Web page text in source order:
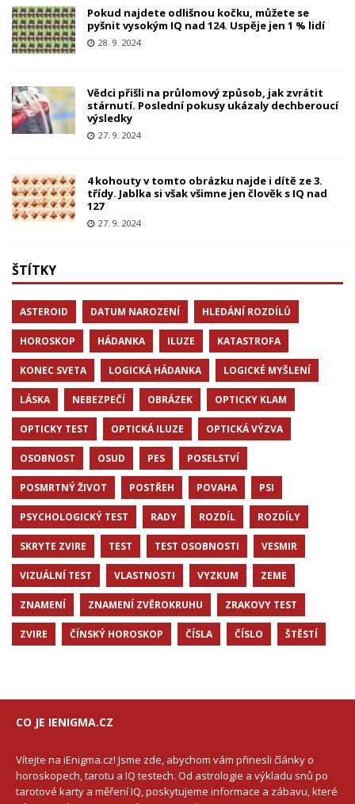
Pokud najdete odlišnou kočku, můžete se
pyšnit vysokým IQ nad 124. Uspěje jen 1 % lidí
28. 9. 2024
Vědci přišli na průlomový způsob, jak zvrátit
stárnutí. Poslední pokusy ukázaly dechberoucí
výsledky
27. 9. 2024
4 kohouty v tomto obrázku najde i dítě ze 3.
třídy. Jablka si však všimne jen člověk s IQ nad
127
27. 9. 2024
ŠTÍTKY
ASTEROID DATUM NAROZENÍ HLEDÁNÍ ROZDÍLŮ
HOROSKOP HÁDANKA ILUZE KATASTROFA
KONEC SVETA LOGICKÁ HÁDANKA LOGICKÉ MYŠLENÍ
LÁSKA NEBEZPEČÍ OBRÁZEK OPTICKY KLAM
OPTICKY TEST OPTICKÁ ILUZE OPTICKÁ VÝZVA
OSOBNOST OSUD PES POSELSTVÍ
POSMRTNÝ ŽIVOT POSTŘEH POVAHA PSI
PSYCHOLOGICKÝ TEST RADY ROZDÍL ROZDÍLY
SKRYTE ZVIRE TEST TEST OSOBNOSTI VESMIR
VIZUÁLNÍ TEST VLASTNOSTI VYZKUM ZEME
ZNAMENÍ ZNAMENÍ ZVĚROKRUHU ZRAKOVY TEST
ZVIRE ČÍNSKÝ HOROSKOP ČÍSLA ČÍSLO ŠTĚSTÍ
CO JE IENIGMA.CZ
Vítejte na iEnigma.cz! Jsme zde, abychom vám přinesli články o
horoskopech, tarotu a IQ testech. Od astrologie a výkladu snů po
tarotové karty a měření IQ, poskytujeme informace a zábavu, které